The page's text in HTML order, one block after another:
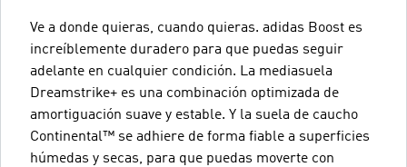
Ve a donde quieras, cuando quieras. adidas Boost es
increíblemente duradero para que puedas seguir
adelante en cualquier condición. La mediasuela
Dreamstrike+ es una combinación optimizada de
amortiguación suave y estable. Y la suela de caucho
Continental™ se adhiere de forma fiable a superficies
húmedas y secas, para que puedas moverte con